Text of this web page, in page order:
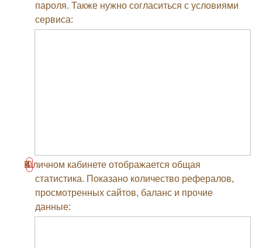
пароля. Также нужно согласиться с условиями
сервиса:
В личном кабинете отображается общая
статистика. Показано количество рефералов,
просмотренных сайтов, баланс и прочие
данные: